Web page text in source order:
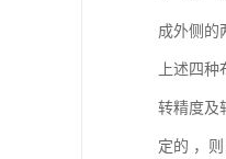
成外侧的
上述四
转精度及
定的 ，